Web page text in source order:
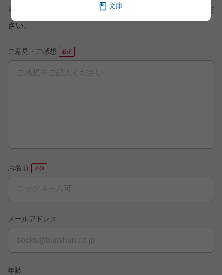
※ご意見・ご感想以外は、こちら
から各部門にお送りくだ
さい。
ご意見・ご感想
お名前
メールアドレス
年齢
文庫